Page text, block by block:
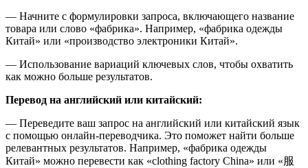
— Начните с формулировки запроса, включающего название
товара или слово «фабрика». Например, «фабрика одежды
Китай» или «производство электроники Китай».
— Использование вариаций ключевых слов, чтобы охватить
как можно больше результатов.
Перевод на английский или китайский:
— Переведите ваш запрос на английский или китайский язык
с помощью онлайн-переводчика. Это поможет найти больше
релевантных результатов. Например, «фабрика одежды
Китай» можно перевести как «clothing factory China» или «服